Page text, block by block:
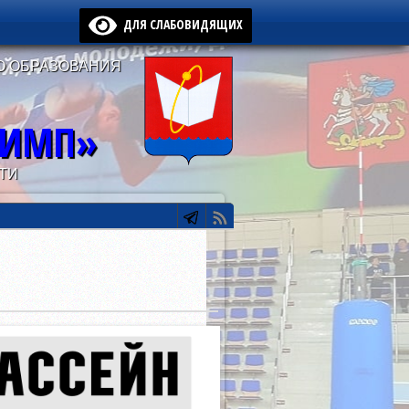
ДЛЯ СЛАБОВИДЯЩИХ
ОБРАЗОВАНИЯ